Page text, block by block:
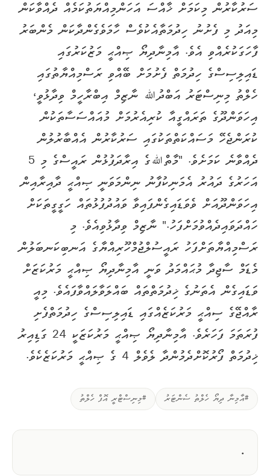
ސަރުކާރުން މިކަމަށް ޚާއްސަ އަހަންމިއްޔަތުކަމެއް ދެއްވާކަން
މިއަދު މި ފެށުނު ހިދުމަތާއެކުވެސް ހާމަވެގެންދާކަން މެންބަރު
ފާހަގަކުރެއްވި އެވެ. އާމިނާދިޔޯ ޞިއްޙީ މަޒުކަރުގައި
ޑައިލިސިސްގެ ހިދުމަތް ފެށުމަށް ބޭއްވި ރަސްމިއްޔާތުގައި
ހެލްތު މިނިސްޓަރު އަބްދުﷲ ނާޒިމް އިބްރާހީމް ވިދާޅުވީ،
އިހަވަންދޫގެ ތަރައްގީއާ ކުރިއެރުމަށް މުއައްސަސާތަކުން
ކުރަންޖެހޭ މަސައްކަތްތަކުގައި ސަރުކާރުން އެއްބާރުލުން
ދެއްވާނެ ކަމަށެވެ. "މާތްﷲގެ އިރާދަފުޅުން ރައީސްގެ މި 5
އަހަރުގެ ދައުރު އެމަނިކުފާނު ނިންމަވަނީ ޞިއްޙީ ދާއިރާއިން
އިހަވަންދޫއަށް ވެވަޑައިގެންފައިވާ ވައުދުފުޅުތައް ހަގީގީތަކަށް
ހައްދަވައިދެއްވުމަށްފަހު." ނާޒިމް ވިދާޅުވިއެވެ. މި
ރަސްމިއްޔާތަށްފަހު ރައީސުލްޖުމްހޫރިއްޔާގެ އަނބިކަނބަލުން
މެޑަމް ސާޖިދާ މުޙައްމަދު ވަނީ އާމިނާދިޔޯ ޞިއްޙީ މަރުކަޒަށް
ވަޑައިގެން އެތަނުގެ ޚިދުމަތްތައް ބައްލަވާލައްވާފައެވެ. މިއީ
ރާއްޖޭގެ ސިއްޙީ މަރުކަޒެއްގައި ޑައިލިސިސްގެ ހިދުމަތްފެށި
ފުރަތަމަ ފަހަރެވެ. އާމިނާދިޔޯ ޞިއްޙީ މަރުކަޒަކީ 24 ގަޑިއިރު
ޚިދުމަތް ފޯރުކޮށްދެމުންދާ ލެވެލް 4 ގެ ޞިއްޙީ މަރުކަޒެކެވެ.
#އާމިނާ ދިޔޯ ހެލްތު ސެންޓަރު #މިނިސްޓްރީ އޮފް ހެލްތު
.